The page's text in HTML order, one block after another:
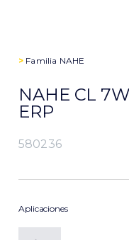
> Familia NAHE
NAHE CL
ERP
580236
Aplicaciones